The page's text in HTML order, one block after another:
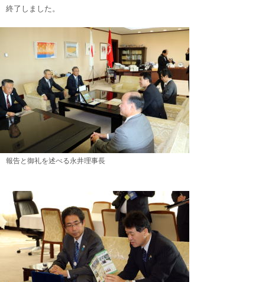
終了しました。
報告と御礼を述べる永井理事長